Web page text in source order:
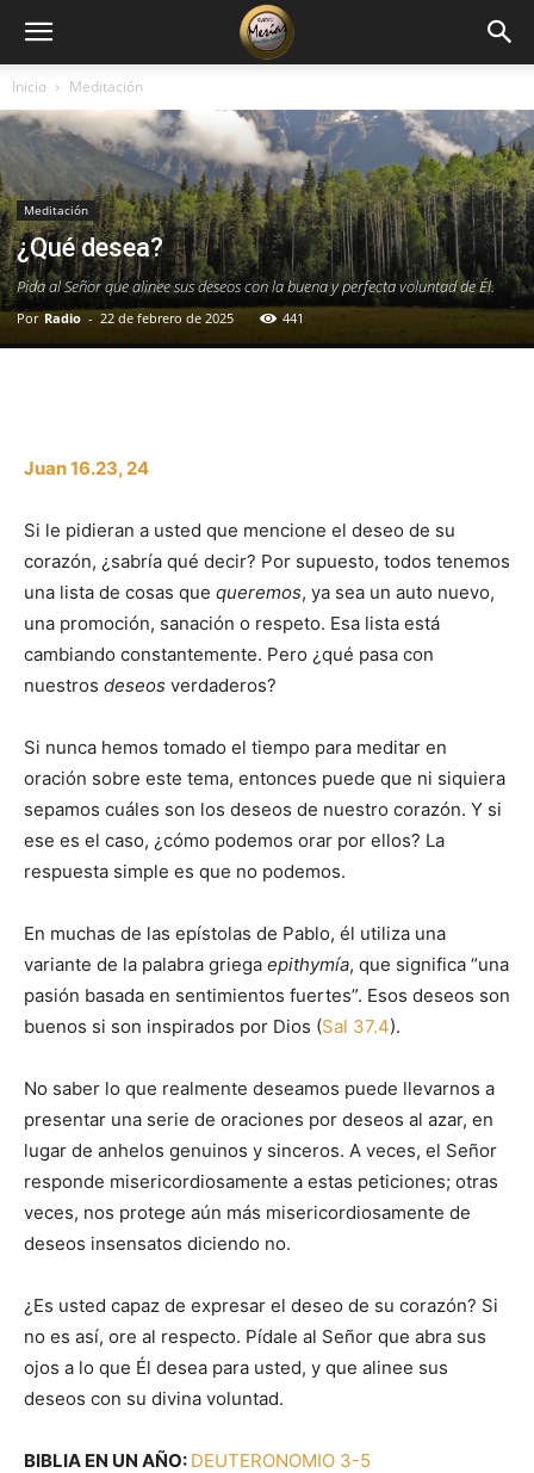
Inicio Meditación
Meditación
¿Qué desea?
Pida al Señor que alinee sus deseos con la buena y perfecta voluntad de Él.
Por Radio - 22 de febrero de 2025 441
Juan 16.23, 24
Si le pidieran a usted que mencione el deseo de su
corazón, ¿sabría qué decir? Por supuesto, todos tenemos
una lista de cosas que queremos, ya sea un auto nuevo,
una promoción, sanación o respeto. Esa lista está
cambiando constantemente. Pero ¿qué pasa con
nuestros deseos verdaderos?
Si nunca hemos tomado el tiempo para meditar en
oración sobre este tema, entonces puede que ni siquiera
sepamos cuáles son los deseos de nuestro corazón. Y si
ese es el caso, ¿cómo podemos orar por ellos? La
respuesta simple es que no podemos.
En muchas de las epístolas de Pablo, él utiliza una
variante de la palabra griega epithymía, que significa “una
pasión basada en sentimientos fuertes”. Esos deseos son
buenos si son inspirados por Dios (Sal 37.4).
No saber lo que realmente deseamos puede llevarnos a
presentar una serie de oraciones por deseos al azar, en
lugar de anhelos genuinos y sinceros. A veces, el Señor
responde misericordiosamente a estas peticiones; otras
veces, nos protege aún más misericordiosamente de
deseos insensatos diciendo no.
¿Es usted capaz de expresar el deseo de su corazón? Si
no es así, ore al respecto. Pídale al Señor que abra sus
ojos a lo que Él desea para usted, y que alinee sus
deseos con su divina voluntad.
BIBLIA EN UN AÑO: DEUTERONOMIO 3-5